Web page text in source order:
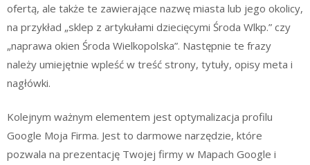
ofertą, ale także te zawierające nazwę miasta lub jego okolicy,
na przykład „sklep z artykułami dziecięcymi Środa Wlkp.” czy
„naprawa okien Środa Wielkopolska”. Następnie te frazy
należy umiejętnie wpleść w treść strony, tytuły, opisy meta i
nagłówki.
Kolejnym ważnym elementem jest optymalizacja profilu
Google Moja Firma. Jest to darmowe narzędzie, które
pozwala na prezentację Twojej firmy w Mapach Google i